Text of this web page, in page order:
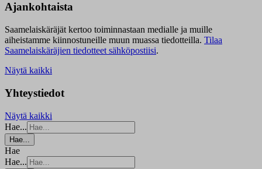
Ajankohtaista
Saamelaiskäräjät kertoo toiminnastaan medialle ja muille
aiheistamme kiinnostuneille muun muassa tiedotteilla. Tilaa
Saamelaiskäräjien tiedotteet sähköpostiisi.
Näytä kaikki
Yhteystiedot
Näytä kaikki
Hae...
Hae...
Hae
Hae...